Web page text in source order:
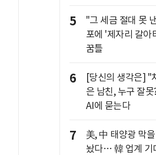
5
"그 세금 절대 못
포에 '제자리 갈아
꿈틀
6
[당신의 생각은] "
은 남친, 누구 잘
AI에 묻는다
7
美, 中 태양광 막
놨다… 韓 업계 기